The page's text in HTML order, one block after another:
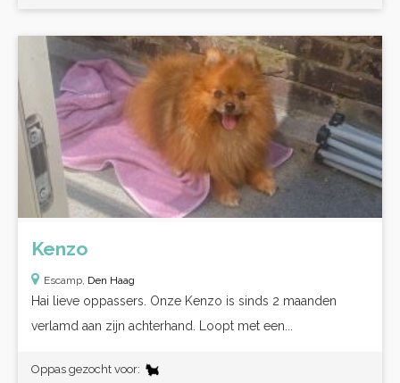
Kenzo
Escamp, Den Haag
Hai lieve oppassers. Onze Kenzo is sinds 2 maanden
verlamd aan zijn achterhand. Loopt met een...
Oppas gezocht voor: